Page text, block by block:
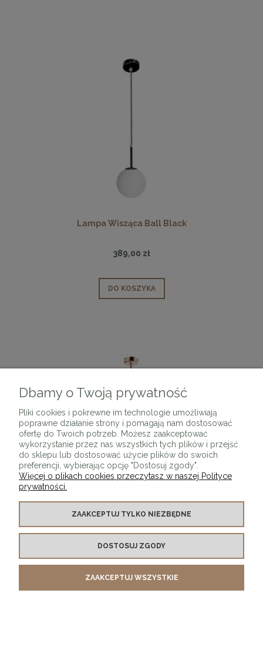
Lampa Wisząca Ball Black
389,00 zł
DO KOSZYKA
Lampa Wisząca miedziana B25 Copper - miedz
DO KOSZYKA
Dbamy o Twoją prywatność
Pliki cookies i pokrewne im technologie umożliwiają
poprawne działanie strony i pomagają nam dostosować
ofertę do Twoich potrzeb. Możesz zaakceptować
wykorzystanie przez nas wszystkich tych plików i przejść
do sklepu lub dostosować użycie plików do swoich
preferencji, wybierając opcję "Dostosuj zgody".
Więcej o plikach cookies przeczytasz w naszej Polityce
prywatności.
ZAAKCEPTUJ TYLKO NIEZBĘDNE
DOSTOSUJ ZGODY
ZAAKCEPTUJ WSZYSTKIE